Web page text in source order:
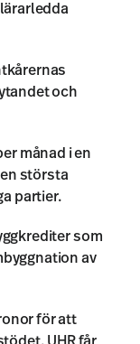
och
månad i en
största
partier.
som
av
för att